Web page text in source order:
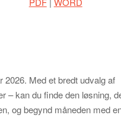
Med et bredt udvalg af
– kan du finde den løsning,
og begynd måneden med